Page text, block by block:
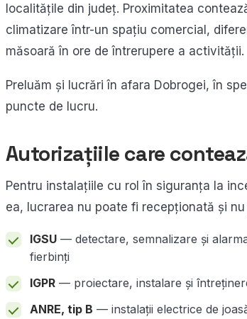
localitățile din județ. Proximitatea
climatizare într-un spațiu comercial,
măsoară în ore de întrerupere a activității.
Preluăm și lucrări în afara Dobrogei, în
puncte de lucru.
Autorizațiile care
Pentru instalațiile cu rol în siguranța la
ea, lucrarea nu poate fi recepționată și
IGSU — detectare, semnalizare și
fierbinți
IGPR — proiectare, instalare și
ANRE, tip B — instalații electrice de